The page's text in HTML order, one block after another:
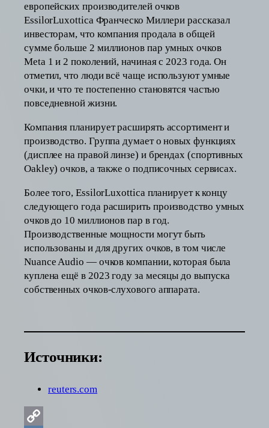
европейских производителей очков
EssilorLuxottica Франческо Миллери рассказал
инвесторам, что компания продала в общей
сумме больше 2 миллионов пар умных очков
Meta 1 и 2 поколений, начиная с 2023 года. Он
отметил, что люди всё чаще используют умные
очки, и что те постепенно становятся частью
повседневной жизни.
Компания планирует расширять ассортимент и
производство. Группа думает о новых функциях
(дисплее на правой линзе) и брендах (спортивных
Oakley) очков, а также о подписочных сервисах.
Более того, EssilorLuxottica планирует к концу
следующего года расширить производство умных
очков до 10 миллионов пар в год.
Производственные мощности могут быть
использованы и для других очков, в том числе
Nuance Audio — очков компании, которая была
куплена ещё в 2023 году за месяцы до выпуска
собственных очков-слухового аппарата.
Источники:
reuters.com